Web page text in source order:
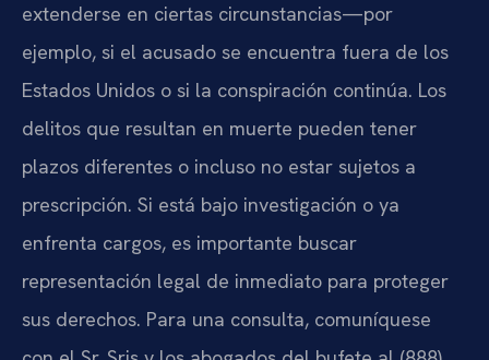
extenderse en ciertas circunstancias—por
ejemplo, si el acusado se encuentra fuera de los
Estados Unidos o si la conspiración continúa. Los
delitos que resultan en muerte pueden tener
plazos diferentes o incluso no estar sujetos a
prescripción. Si está bajo investigación o ya
enfrenta cargos, es importante buscar
representación legal de inmediato para proteger
sus derechos. Para una consulta, comuníquese